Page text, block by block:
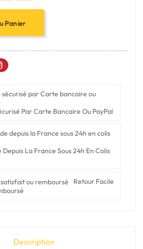
Panier
Par Carte Bancaire Ou PayPal
La France Sous 24h En Colis
Retour Facile
Description